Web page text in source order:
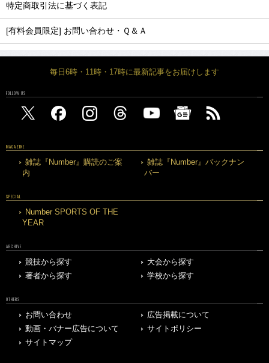
特定商取引法に基づく表記
[有料会員限定] お問い合わせ・Ｑ＆Ａ
毎日6時・11時・17時に最新記事をお届けします
FOLLOW US
MAGAZINE
雑誌『Number』購読のご案
内
雑誌『Number』バックナン
バー
SPECIAL
Number SPORTS OF THE
YEAR
ARCHIVE
競技から探す
大会から探す
著者から探す
学校から探す
OTHERS
お問い合わせ
広告掲載について
動画・バナー広告について
サイトポリシー
サイトマップ